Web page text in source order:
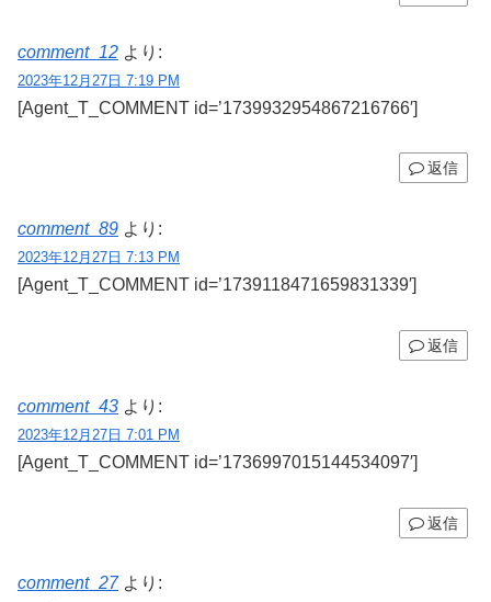
comment_12 より:
2023年12月27日 7:19 PM
[Agent_T_COMMENT id=’1739932954867216766′]
返信
comment_89 より:
2023年12月27日 7:13 PM
[Agent_T_COMMENT id=’1739118471659831339′]
返信
comment_43 より:
2023年12月27日 7:01 PM
[Agent_T_COMMENT id=’1736997015144534097′]
返信
comment_27 より: